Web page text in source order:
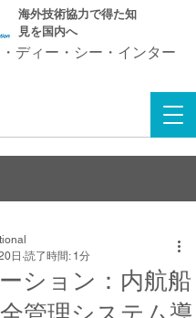
​海外技術協力で得た知
見を国内へ
ディー・シー・インター
ション：内航船
日 読了時間: 1分